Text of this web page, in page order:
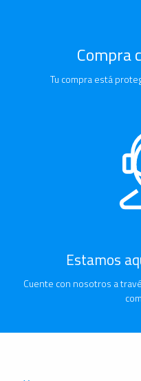
Compra
Tu compra está
Estamos
Cuente con nosotros a